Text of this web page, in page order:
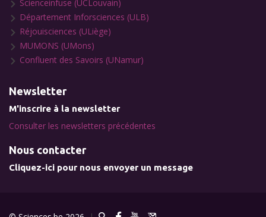
Scienceinfuse (UCLouvain)
Département Inforsciences (ULB)
Réjouisciences (ULiège)
MUMONS (UMons)
Confluent des Savoirs (UNamur)
Newsletter
M'inscrire à la newsletter
Consulter les newsletters précédentes
Nous contacter
Cliquez-ici pour nous envoyer un message